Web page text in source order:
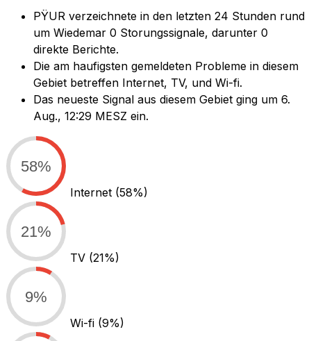
PŸUR verzeichnete in den letzten 24 Stunden rund
um Wiedemar 0 Storungssignale, darunter 0
direkte Berichte.
Die am haufigsten gemeldeten Probleme in diesem
Gebiet betreffen Internet, TV, und Wi-fi.
Das neueste Signal aus diesem Gebiet ging um 6.
Aug., 12:29 MESZ ein.
58%
Internet (58%)
21%
TV (21%)
9%
Wi-fi (9%)